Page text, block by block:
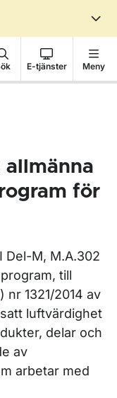
E-tjänster Meny
allmänna
för
Del-M, M.A.302
till
1321/2014 av
luftvärdighet
delar och
av
arbetar med